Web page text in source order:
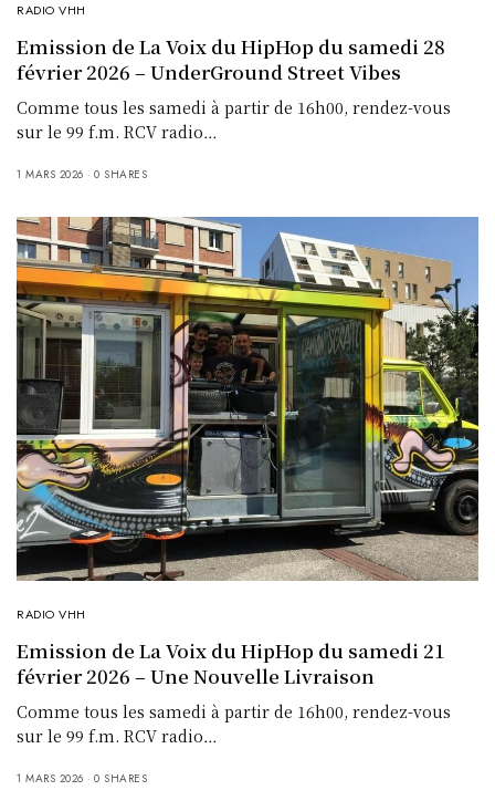
RADIO VHH
Emission de La Voix du HipHop du samedi 28
février 2026 – UnderGround Street Vibes
Comme tous les samedi à partir de 16h00, rendez-vous
sur le 99 f.m. RCV radio…
1 MARS 2026 0 SHARES
RADIO VHH
Emission de La Voix du HipHop du samedi 21
février 2026 – Une Nouvelle Livraison
Comme tous les samedi à partir de 16h00, rendez-vous
sur le 99 f.m. RCV radio…
1 MARS 2026 0 SHARES